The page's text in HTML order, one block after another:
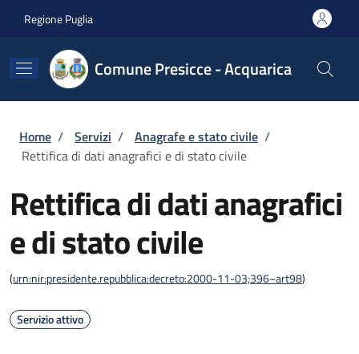
Regione Puglia
Comune Presicce - Acquarica
Briciole di pane
Home / Servizi / Anagrafe e stato civile /
Rettifica di dati anagrafici e di stato civile
Rettifica di dati anagrafici
e di stato civile
(urn:nir:presidente.repubblica:decreto:2000-11-03;396~art98)
Servizio attivo